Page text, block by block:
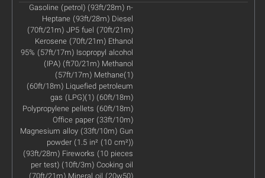
Gasoline (petrol) (93ft/28m) n-
Heptane (93ft/28m) Diesel
(70ft/21m) JP5 fuel (70ft/21m)
Kerosene (70ft/21m) Ethanol
95% (57ft/17m) Isopropyl alcohol
(IPA) (ft70/21m) Methanol
(57ft/17m) Methane(1)
(60ft/18m) Liquefied petroleum
gas (LPG)(1) (60ft/18m)
Polypropylene pellets (60ft/18m)
Office paper (33ft/10m)
Magnesium alloy (33ft/10m) Gun
powder (1.5 in² (10 cm²))
(93ft/28m) Fireworks (10 pieces
per test) (10ft/3m) Cooking oil